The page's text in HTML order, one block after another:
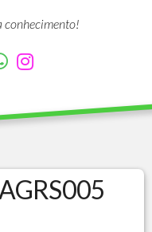
conhecimento!